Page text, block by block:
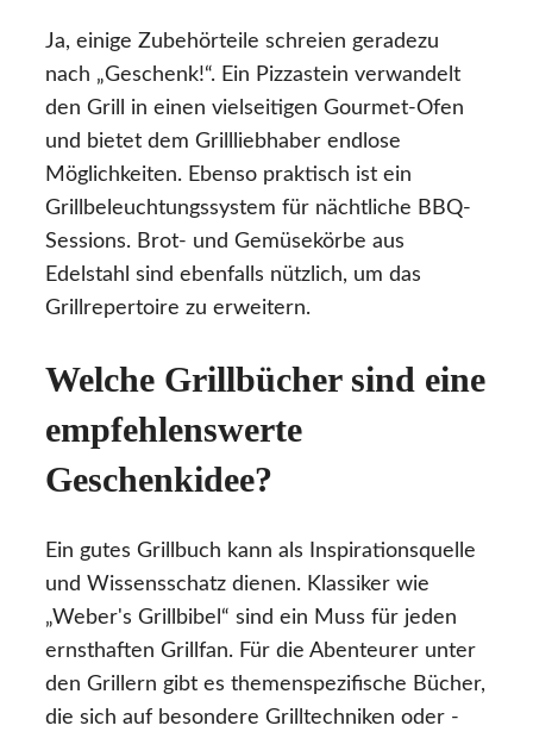
Ja, einige Zubehörteile schreien geradezu
nach „Geschenk!“. Ein Pizzastein verwandelt
den Grill in einen vielseitigen Gourmet-Ofen
und bietet dem Grillliebhaber endlose
Möglichkeiten. Ebenso praktisch ist ein
Grillbeleuchtungssystem für nächtliche BBQ-
Sessions. Brot- und Gemüsekörbe aus
Edelstahl sind ebenfalls nützlich, um das
Grillrepertoire zu erweitern.
Welche Grillbücher sind eine
empfehlenswerte
Geschenkidee?
Ein gutes Grillbuch kann als Inspirationsquelle
und Wissensschatz dienen. Klassiker wie
„Weber's Grillbibel“ sind ein Muss für jeden
ernsthaften Grillfan. Für die Abenteurer unter
den Grillern gibt es themenspezifische Bücher,
die sich auf besondere Grilltechniken oder -